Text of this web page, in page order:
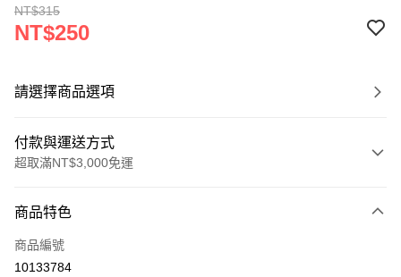
NT$315
NT$250
請選擇商品選項
付款與運送方式
超取滿NT$3,000免運
信用卡一次付款
超商取貨付款
商品特色
商品編號
10133784